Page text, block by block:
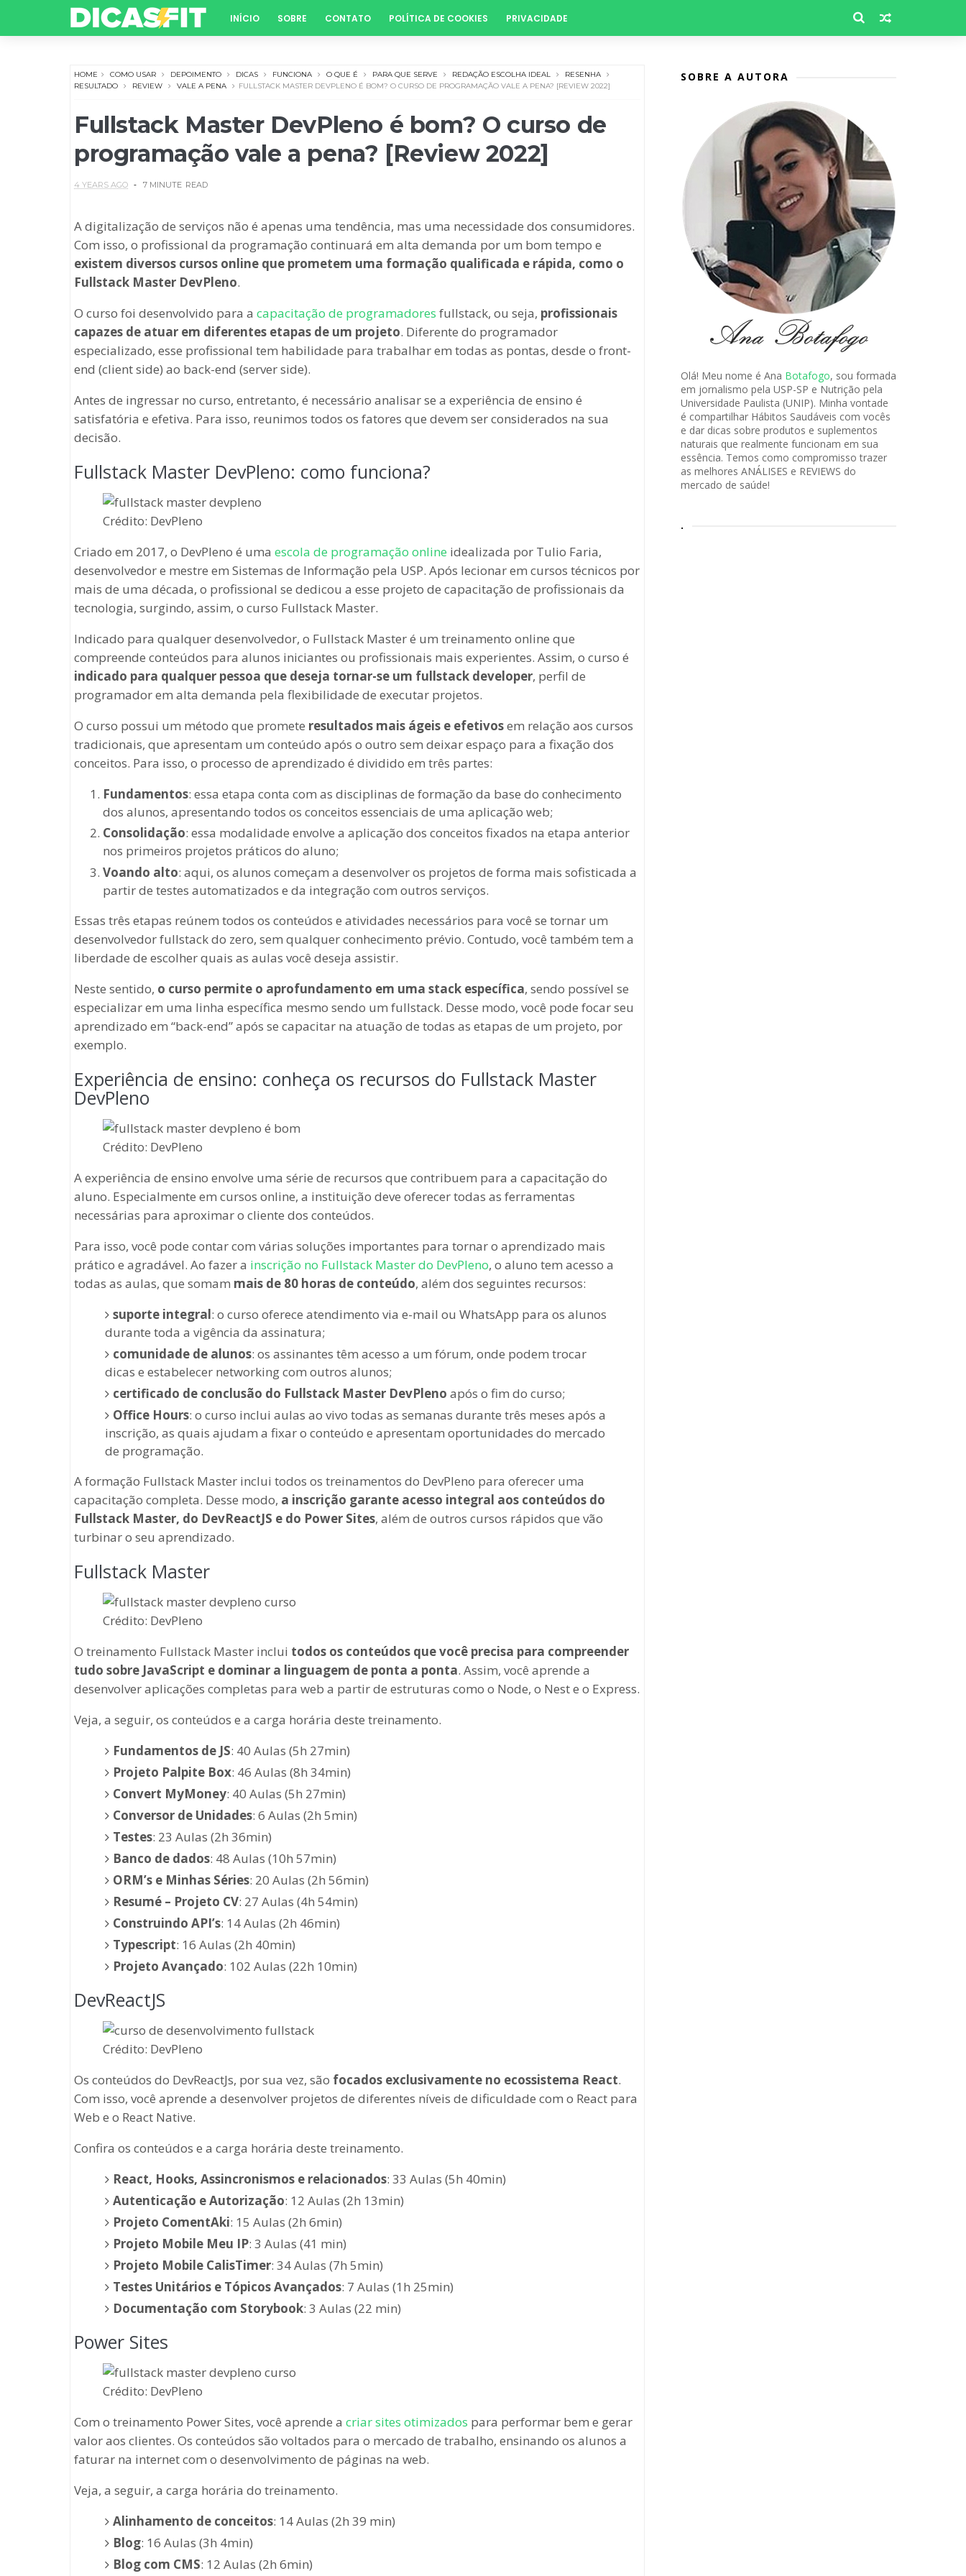
INÍCIO SOBRE CONTATO POLÍTICA DE COOKIES PRIVACIDADE
HOME COMO USAR DEPOIMENTO DICAS FUNCIONA O QUE É PARA QUE SERVE REDAÇÃO ESCOLHA IDEAL
RESENHA
RESULTADO
REVIEW VALE A PENA FULLSTACK MASTER DEVPLENO É BOM? O CURSO DE PROGRAMAÇÃO VALE A PENA? [REVIEW 2022]
Fullstack Master DevPleno é bom? O curso de
programação vale a pena? [Review 2022]
4 YEARS AGO 7 MINUTE READ
A digitalização de serviços não é apenas uma tendência, mas uma necessidade dos consumidores.
Com isso, o profissional da programação continuará em alta demanda por um bom tempo e
existem diversos cursos online que prometem uma formação qualificada e rápida, como o
Fullstack Master DevPleno.
O curso foi desenvolvido para a capacitação de programadores fullstack, ou seja, profissionais
capazes de atuar em diferentes etapas de um projeto. Diferente do programador
especializado, esse profissional tem habilidade para trabalhar em todas as pontas, desde o front-
end (client side) ao back-end (server side).
Antes de ingressar no curso, entretanto, é necessário analisar se a experiência de ensino é
satisfatória e efetiva. Para isso, reunimos todos os fatores que devem ser considerados na sua
decisão.
Fullstack Master DevPleno: como funciona?
Crédito: DevPleno
Criado em 2017, o DevPleno é uma escola de programação online idealizada por Tulio Faria,
desenvolvedor e mestre em Sistemas de Informação pela USP. Após lecionar em cursos técnicos por
mais de uma década, o profissional se dedicou a esse projeto de capacitação de profissionais da
tecnologia, surgindo, assim, o curso Fullstack Master.
Indicado para qualquer desenvolvedor, o Fullstack Master é um treinamento online que
compreende conteúdos para alunos iniciantes ou profissionais mais experientes. Assim, o curso é
indicado para qualquer pessoa que deseja tornar-se um fullstack developer, perfil de
programador em alta demanda pela flexibilidade de executar projetos.
O curso possui um método que promete resultados mais ágeis e efetivosem relação aos cursos
tradicionais, que apresentam um conteúdo após o outro sem deixar espaço para a fixação dos
conceitos. Para isso, o processo de aprendizado é dividido em três partes:
Fundamentos: essa etapa conta com as disciplinas de formação da base do conhecimento
dos alunos, apresentando todos os conceitos essenciais de uma aplicação web;
Consolidação: essa modalidade envolve a aplicação dos conceitos fixados na etapa anterior
nos primeiros projetos práticos do aluno;
Voando alto: aqui, os alunos começam a desenvolver os projetos de forma mais sofisticada a
partir de testes automatizados e da integração com outros serviços.
Essas três etapas reúnem todos os conteúdos e atividades necessários para você se tornar um
desenvolvedor fullstack do zero, sem qualquer conhecimento prévio. Contudo, você também tem a
liberdade de escolher quais as aulas você deseja assistir.
Neste sentido, o curso permite o aprofundamento em uma stack específica, sendo possível se
especializar em uma linha específica mesmo sendo um fullstack. Desse modo, você pode focar seu
aprendizado em “back-end” após se capacitar na atuação de todas as etapas de um projeto, por
exemplo.
Experiência de ensino: conheça os recursos do Fullstack Master
DevPleno
Crédito: DevPleno
A experiência de ensino envolve uma série de recursos que contribuem para a capacitação do
aluno. Especialmente em cursos online, a instituição deve oferecer todas as ferramentas
necessárias para aproximar o cliente dos conteúdos.
Para isso, você pode contar com várias soluções importantes para tornar o aprendizado mais
prático e agradável. Ao fazer a inscrição no Fullstack Master do DevPleno, o aluno tem acesso a
todas as aulas, que somam mais de 80 horas de conteúdo, além dos seguintes recursos:
suporte integral: o curso oferece atendimento via e-mail ou WhatsApp para os alunos
durante toda a vigência da assinatura;
comunidade de alunos: os assinantes têm acesso a um fórum, onde podem trocar
dicas e estabelecer networking com outros alunos;
certificado de conclusão do Fullstack Master DevPleno após o fim do curso;
Office Hours: o curso inclui aulas ao vivo todas as semanas durante três meses após a
inscrição, as quais ajudam a fixar o conteúdo e apresentam oportunidades do mercado
de programação.
A formação Fullstack Master inclui todos os treinamentos do DevPleno para oferecer uma
capacitação completa. Desse modo, a inscrição garante acesso integral aos conteúdos do
Fullstack Master, do DevReactJS e do Power Sites, além de outros cursos rápidos que vão
turbinar o seu aprendizado.
Fullstack Master
Crédito: DevPleno
O treinamento Fullstack Master inclui todos os conteúdos que você precisa para compreender
tudo sobre JavaScript e dominar a linguagem de ponta a ponta. Assim, você aprende a
desenvolver aplicações completas para web a partir de estruturas como o Node, o Nest e o Express.
Veja, a seguir, os conteúdos e a carga horária deste treinamento.
Fundamentos de JS: 40 Aulas (5h 27min)
Projeto Palpite Box: 46 Aulas (8h 34min)
Convert MyMoney: 40 Aulas (5h 27min)
Conversor de Unidades: 6 Aulas (2h 5min)
Testes: 23 Aulas (2h 36min)
Banco de dados: 48 Aulas (10h 57min)
ORM’s e Minhas Séries: 20 Aulas (2h 56min)
Resumé – Projeto CV: 27 Aulas (4h 54min)
Construindo API’s: 14 Aulas (2h 46min)
Typescript: 16 Aulas (2h 40min)
Projeto Avançado: 102 Aulas (22h 10min)
DevReactJS
Crédito: DevPleno
Os conteúdos do DevReactJs, por sua vez, são focados exclusivamente no ecossistema React.
Com isso, você aprende a desenvolver projetos de diferentes níveis de dificuldade com o React para
Web e o React Native.
Confira os conteúdos e a carga horária deste treinamento.
React, Hooks, Assincronismos e relacionados: 33 Aulas (5h 40min)
Autenticação e Autorização: 12 Aulas (2h 13min)
Projeto ComentAki: 15 Aulas (2h 6min)
Projeto Mobile Meu IP: 3 Aulas (41 min)
Projeto Mobile CalisTimer: 34 Aulas (7h 5min)
Testes Unitários e Tópicos Avançados: 7 Aulas (1h 25min)
Documentação com Storybook: 3 Aulas (22 min)
Power Sites
Crédito: DevPleno
Com o treinamento Power Sites, você aprende a criar sites otimizados para performar bem e gerar
valor aos clientes. Os conteúdos são voltados para o mercado de trabalho, ensinando os alunos a
faturar na internet com o desenvolvimento de páginas na web.
Veja, a seguir, a carga horária do treinamento.
Alinhamento de conceitos: 14 Aulas (2h 39 min)
Blog: 16 Aulas (3h 4min)
Blog com CMS: 12 Aulas (2h 6min)
SOBRE A AUTORA
Olá! Meu nome é Ana Botafogo, sou formada
em jornalismo pela USP-SP e Nutrição pela
Universidade Paulista (UNIP). Minha vontade
é compartilhar Hábitos Saudáveis com vocês
e dar dicas sobre produtos e suplementos
naturais que realmente funcionam em sua
essência. Temos como compromisso trazer
as melhores ANÁLISES e REVIEWS do
mercado de saúde!
.